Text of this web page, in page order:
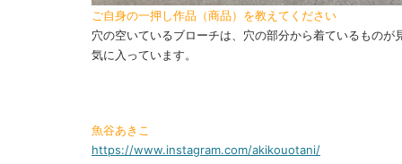
ご自身の一押し作品（商品）を教えてください
穴の空いているブローチは、穴の部分から着ているもの
気に入っています。
魚谷あきこ
https://www.instagram.com/akikouotani/